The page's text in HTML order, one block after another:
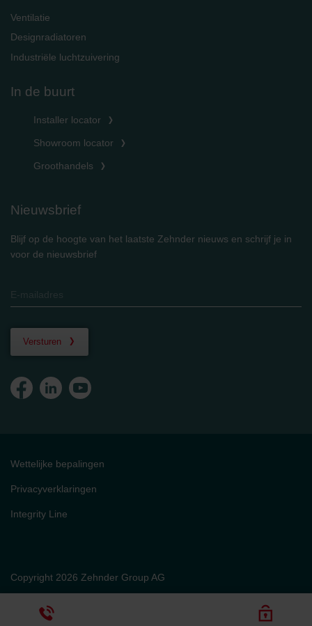
Ventilatie
Designradiatoren
Industriële luchtzuivering
In de buurt
Installer locator
Showroom locator
Groothandels
Nieuwsbrief
Blijf op de hoogte van het laatste Zehnder nieuws en schrijf je in
voor de nieuwsbrief
Versturen
Copyright 2026 Zehnder Group AG
Wettelijke bepalingen
Privacyverklaringen
Integrity Line